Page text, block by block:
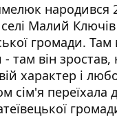
народився
Малий Ключів
громади.
там він зростав,
характер і
сім'я переїхала